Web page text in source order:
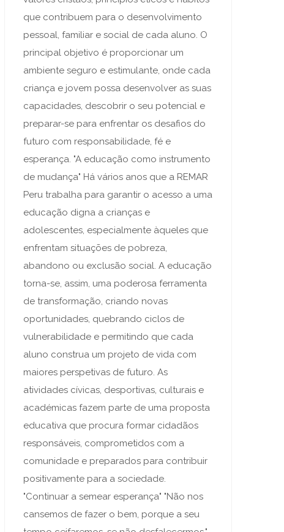
que contribuem para o desenvolvimento
pessoal, familiar e social de cada aluno. O
principal objetivo é proporcionar um
ambiente seguro e estimulante, onde cada
criança e jovem possa desenvolver as suas
capacidades, descobrir o seu potencial e
preparar-se para enfrentar os desafios do
futuro com responsabilidade, fé e
esperança. "A educação como instrumento
de mudança" Há vários anos que a REMAR
Peru trabalha para garantir o acesso a uma
educação digna a crianças e
adolescentes, especialmente àqueles que
enfrentam situações de pobreza,
abandono ou exclusão social. A educação
torna-se, assim, uma poderosa ferramenta
de transformação, criando novas
oportunidades, quebrando ciclos de
vulnerabilidade e permitindo que cada
aluno construa um projeto de vida com
maiores perspetivas de futuro. As
atividades cívicas, desportivas, culturais e
académicas fazem parte de uma proposta
educativa que procura formar cidadãos
responsáveis, comprometidos com a
comunidade e preparados para contribuir
positivamente para a sociedade.
"Continuar a semear esperança" "Não nos
cansemos de fazer o bem, porque a seu